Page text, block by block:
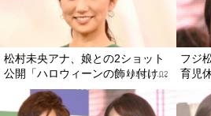
松村未央アナ、娘との2ショット
公開「ハロウィーンの飾り付け...
2020.10.02
フジ
育児